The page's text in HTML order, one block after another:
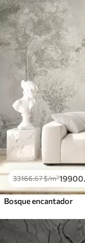
33166.67$/m²19900
Bosque encantador